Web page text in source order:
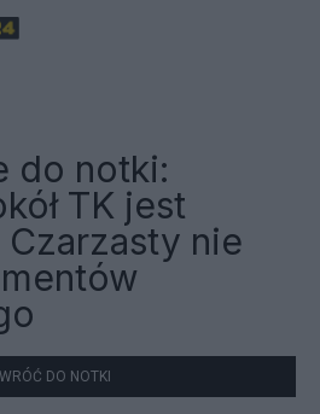
do notki:
TK jest
nie
DO NOTKI